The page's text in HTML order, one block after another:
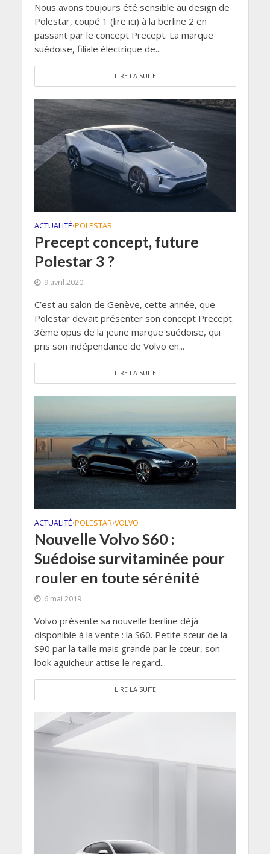
Nous avons toujours été sensible au design de
Polestar, coupé 1 (lire ici) à la berline 2 en
passant par le concept Precept. La marque
suédoise, filiale électrique de...
LIRE LA SUITE
ACTUALITÉ•POLESTAR
Precept concept, future
Polestar 3 ?
9 avril 2020
C’est au salon de Genève, cette année, que
Polestar devait présenter son concept Precept.
3ème opus de la jeune marque suédoise, qui
pris son indépendance de Volvo en...
LIRE LA SUITE
ACTUALITÉ•POLESTAR•VOLVO
Nouvelle Volvo S60 :
Suédoise survitaminée pour
rouler en toute sérénité
6 mai 2019
Volvo présente sa nouvelle berline déjà
disponible à la vente : la S60. Petite sœur de la
S90 par la taille mais grande par le cœur, son
look aguicheur attise le regard...
LIRE LA SUITE